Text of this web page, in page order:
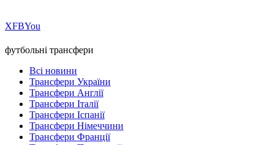
ХFBYou
футбольні трансфери
Всі новини
Трансфери України
Трансфери Англії
Трансфери Італії
Трансфери Іспанії
Трансфери Німеччини
Трансфери Франції